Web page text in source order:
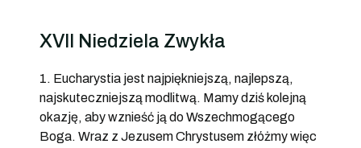
XVII Niedziela Zwykła
1. Eucharystia jest najpiękniejszą, najlepszą,
najskuteczniejszą modlitwą. Mamy dziś kolejną
okazję, aby wznieść ją do Wszechmogącego
Boga. Wraz z Jezusem Chrystusem złóżmy więc